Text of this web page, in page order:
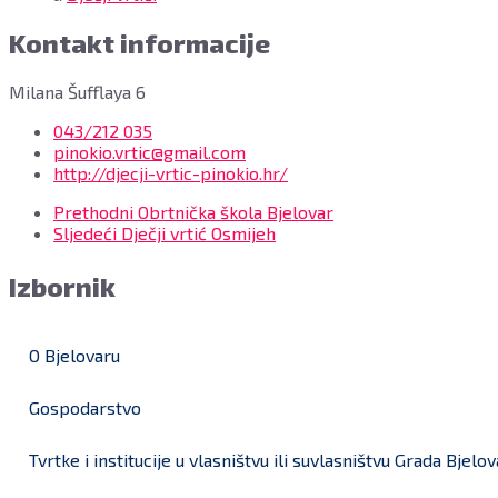
Kontakt informacije
Milana Šufflaya 6
043/212 035
pinokio.vrtic@gmail.com
http://djecji-vrtic-pinokio.hr/
Prethodni Obrtnička škola Bjelovar
Sljedeći Dječji vrtić Osmijeh
Izbornik
O Bjelovaru
Gospodarstvo
Tvrtke i institucije u vlasništvu ili suvlasništvu Grada